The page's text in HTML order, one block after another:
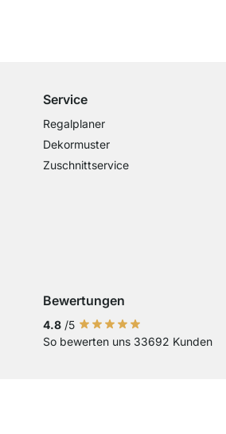
Service
Regalplaner
Dekormuster
Zuschnittservice
Kasse
mit Vorkasse
Bewertungen
4.8 /5
So bewerten uns 33692 Kunden